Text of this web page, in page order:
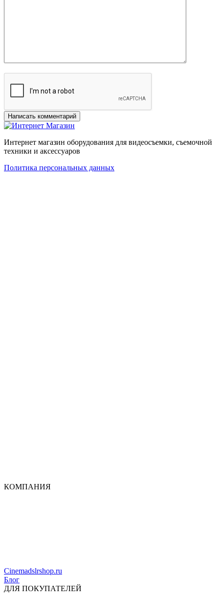
Интернет магазин оборудования для видеосъемки, съемочной
техники и аксессуаров
Политика персональных данных
КОМПАНИЯ
Cinemadslrshop.ru
Блог
ДЛЯ ПОКУПАТЕЛЕЙ